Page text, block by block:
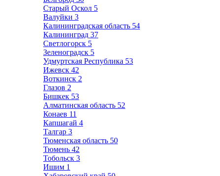
Старый Оскол 5
Валуйки 3
Калининградская область 54
Калининград 37
Светлогорск 5
Зеленоградск 5
Удмуртская Республика 53
Ижевск 42
Воткинск 2
Глазов 2
Бишкек 53
Алматинская область 52
Конаев 11
Капшагай 4
Талгар 3
Тюменская область 50
Тюмень 42
Тобольск 3
Ишим 1